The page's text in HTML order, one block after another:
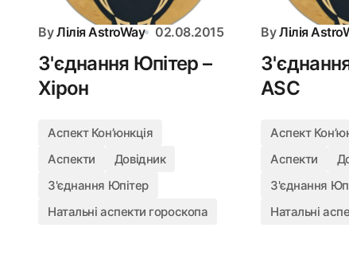
By Лілія AstroWay 02.08.2015
З'єднання Юпітер –
Хірон
Аспект Конʼюнкція
Аспекти
Довідник
З'єднання Юпітер
Натальні аспекти гороскопа
By Лілія
ASC
Аспект
Аспекти
З'єднання
Натальні